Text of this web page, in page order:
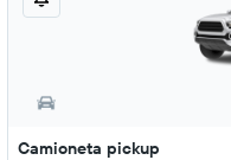
Camioneta pickup